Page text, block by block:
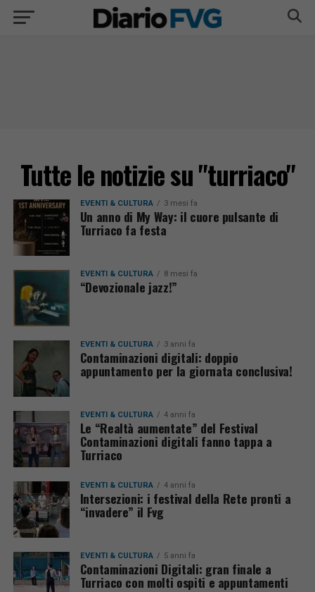
Tutte le notizie su "turriaco"
EVENTI & CULTURA 3 mesi fa
Un anno di My Way: il cuore pulsante di
Turriaco fa festa
EVENTI & CULTURA 8 mesi fa
“Devozionale jazz!”
EVENTI & CULTURA 3 anni fa
Contaminazioni digitali: doppio
appuntamento per la giornata conclusiva!
EVENTI & CULTURA 4 anni fa
Le “Realtà aumentate” del Festival
Contaminazioni digitali fanno tappa a
Turriaco
EVENTI & CULTURA 4 anni fa
Intersezioni: i festival della Rete pronti a
“invadere” il Fvg
EVENTI & CULTURA 5 anni fa
Contaminazioni Digitali: gran finale a
Turriaco con molti ospiti e appuntamenti